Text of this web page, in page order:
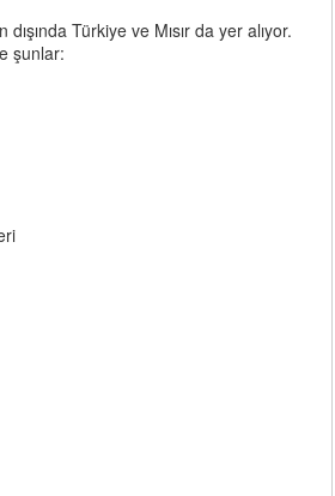
Türkiye ve Mısır da yer alıyor.
şunlar: